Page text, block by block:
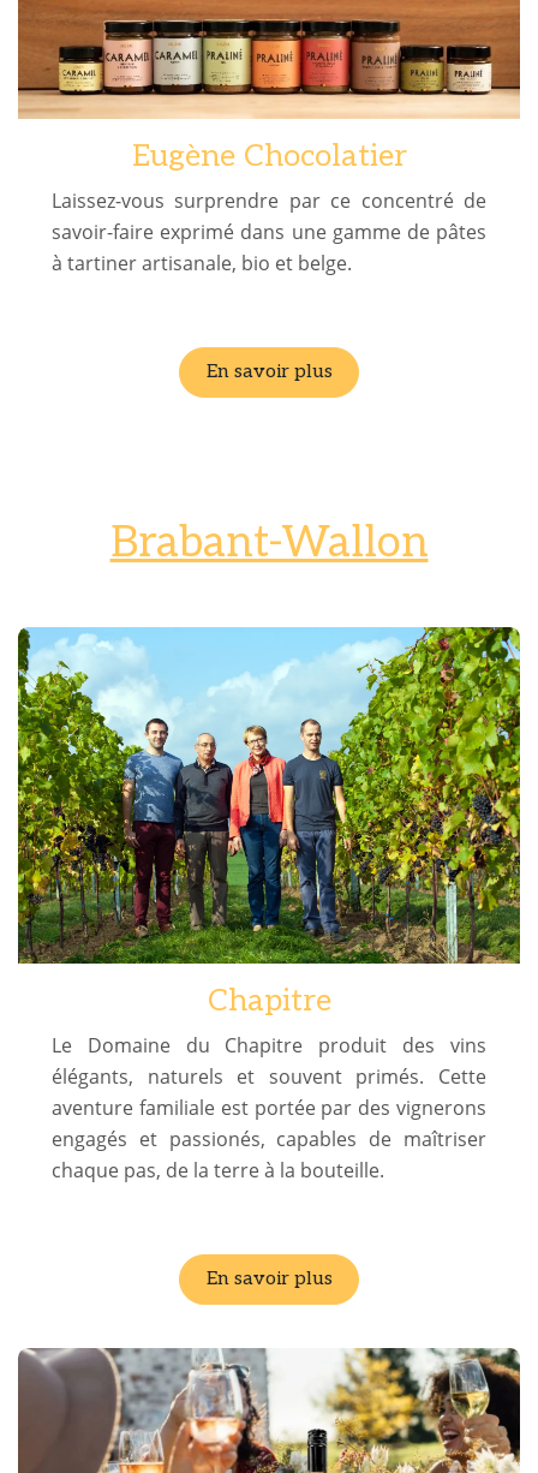
Eugène Chocolatier
Laissez-vous surprendre par ce concentré de
savoir-faire exprimé dans une gamme de pâtes
à tartiner artisanale, bio et belge.
En savoir plus
Brabant-Wallon
Chapitre
Le Domaine du Chapitre produit des vins
élégants, naturels et souvent primés. Cette
aventure familiale est portée par des vignerons
engagés et passionés, capables de maîtriser
chaque pas, de la terre à la bouteille.
En savoir plus